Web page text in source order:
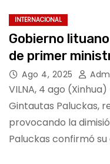
INTERNACIONAL
Gobierno
de primer
Ago 4, 2025
VILNA, 4 ago
Gintautas Paluckas,
provocando la
Paluckas confirmó